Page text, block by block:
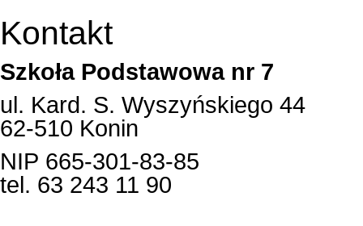
Kontakt
Szkoła Podstawowa nr 7
ul. Kard. S. Wyszyńskiego 44
62-510 Konin
NIP 665-301-83-85
tel. 63 243 11 90